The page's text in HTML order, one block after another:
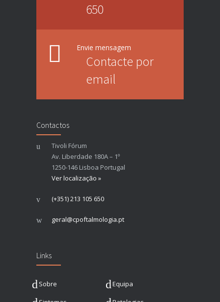
650
Envie mensagem
Contacte por
email
Contactos
Tivoli Fórum
Av. Liberdade 180A – 1º
1250-146 Lisboa Portugal
Ver localização »
(+351) 213 105 650
geral@cpoftalmologia.pt
Links
Sobre Equipa